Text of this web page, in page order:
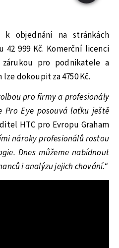
objednání na stránkách
42 999 Kč. Komerční licenci
pro podnikatele a
dokoupit za 4750 Kč.
pro firmy a profesionály
Pro Eye posouvá laťku ještě
HTC pro Evropu Graham
nároky profesionálů rostou
Dnes můžeme nabídnout
i analýzu jejich chování.“